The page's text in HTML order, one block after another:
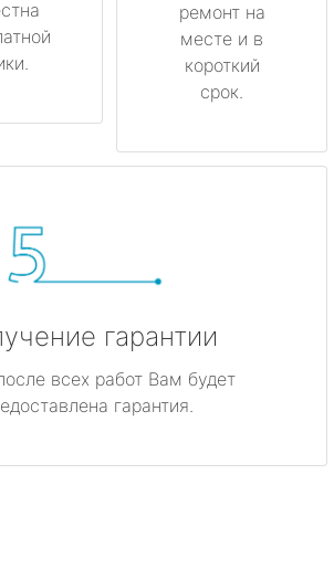
ремонт на
месте и в
короткий
срок.
гарантии
всех работ Вам будет
гарантия.